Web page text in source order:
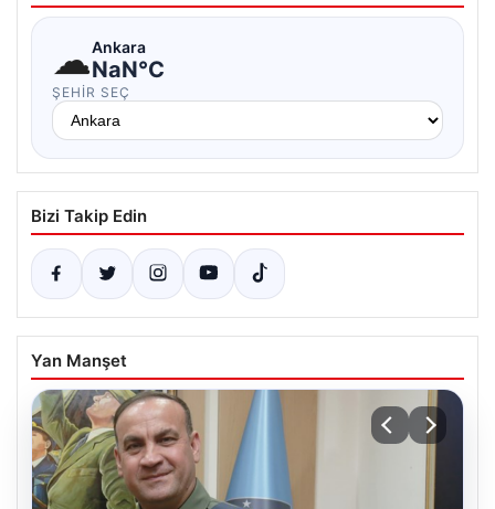
☁Ankara
NaN°C
ŞEHIR SEÇ
Bizi Takip Edin
Yan Manşet